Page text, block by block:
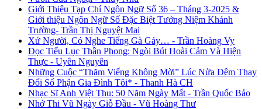
Giới Thiệu Tạp Chí Ngôn Ngữ Số 36 – Tháng 3-2025 &
Giới thiệu Ngôn Ngữ Số Đặc Biệt Tưởng Niệm Khánh
Trường- Trần Thị Nguyệt Mai
Xứ Người, Có Nghe Tiếng Gà Gáy… - Trần Hoàng Vy
Đọc Tiểu Lục Thần Phong: Ngòi Bút Hoài Cảm Và Hiện
Thực - Uyên Nguyên
Những Cuộc “Thăm Viếng Không Mời” Lúc Nửa Đêm Thay
Đổi Số Phận Gia Đình Tôi* - Thanh Hà CH
Nhạc Sĩ Anh Việt Thu: 50 Năm Ngày Mất - Trần Quốc Bảo
Nhớ Thi Vũ Ngày Giỗ Đầu - Vũ Hoàng Thư